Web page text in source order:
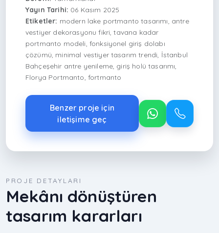
Yayın Tarihi: 06 Kasım 2025
Etiketler: modern lake portmanto tasarımı, antre
vestiyer dekorasyonu fikri, tavana kadar
portmanto modeli, fonksiyonel giriş dolabı
çözümü, minimal vestiyer tasarım trendi, İstanbul
Bahçeşehir antre yenileme, giriş holü tasarımı,
Florya Portmanto, fortmanto
Benzer proje için
iletişime geç
PROJE DETAYLARI
Mekânı dönüştüren
tasarım kararları